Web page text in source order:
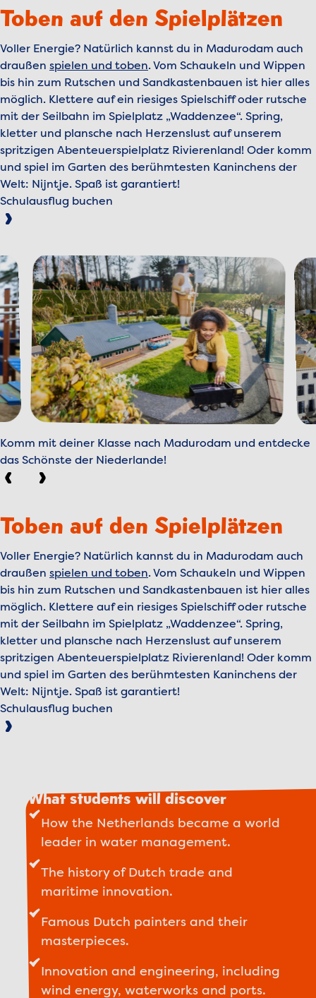
Toben auf den Spielplätzen
Voller Energie? Natürlich kannst du in Madurodam auch
draußen spielen und toben. Vom Schaukeln und Wippen
bis hin zum Rutschen und Sandkastenbauen ist hier alles
möglich. Klettere auf ein riesiges Spielschiff oder rutsche
mit der Seilbahn im Spielplatz „Waddenzee“. Spring,
kletter und plansche nach Herzenslust auf unserem
spritzigen Abenteuerspielplatz Rivierenland! Oder komm
und spiel im Garten des berühmtesten Kaninchens der
Welt: Nijntje. Spaß ist garantiert!
Schulausflug buchen
Komm mit deiner Klasse nach Madurodam und entdecke
das Schönste der Niederlande!
Toben auf den Spielplätzen
Voller Energie? Natürlich kannst du in Madurodam auch
draußen spielen und toben. Vom Schaukeln und Wippen
bis hin zum Rutschen und Sandkastenbauen ist hier alles
möglich. Klettere auf ein riesiges Spielschiff oder rutsche
mit der Seilbahn im Spielplatz „Waddenzee“. Spring,
kletter und plansche nach Herzenslust auf unserem
spritzigen Abenteuerspielplatz Rivierenland! Oder komm
und spiel im Garten des berühmtesten Kaninchens der
Welt: Nijntje. Spaß ist garantiert!
Schulausflug buchen
What students will discover
How the Netherlands became a world
leader in water management.
The history of Dutch trade and
maritime innovation.
Famous Dutch painters and their
masterpieces.
Innovation and engineering, including
wind energy, waterworks and ports.